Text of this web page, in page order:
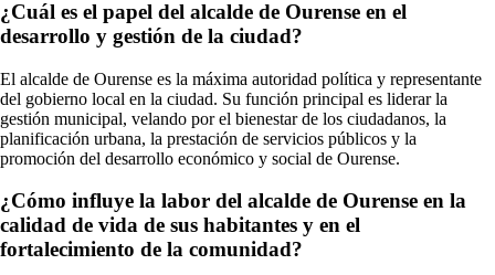
¿Cuál es el papel del alcalde de Ourense en el
desarrollo y gestión de la ciudad?
El alcalde de Ourense es la máxima autoridad política y representante
del gobierno local en la ciudad. Su función principal es liderar la
gestión municipal, velando por el bienestar de los ciudadanos, la
planificación urbana, la prestación de servicios públicos y la
promoción del desarrollo económico y social de Ourense.
¿Cómo influye la labor del alcalde de Ourense en la
calidad de vida de sus habitantes y en el
fortalecimiento de la comunidad?